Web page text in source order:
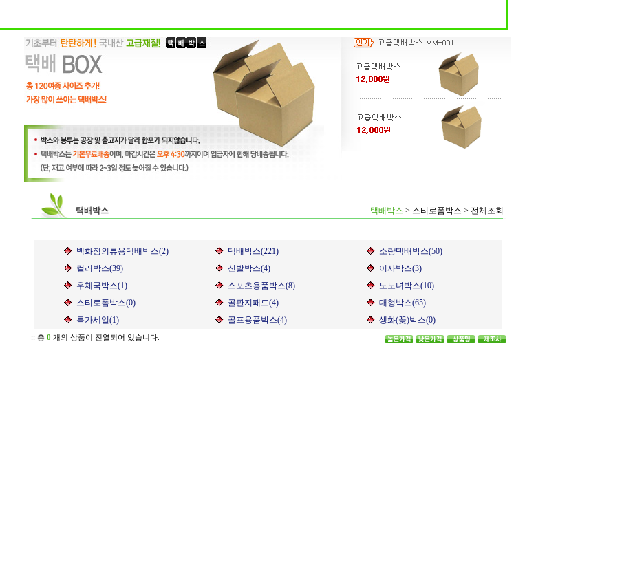
택배박스 택배박스 > 스티로폼박스 > 전체조회
백화점의류용택배박스(2) 택배박스(221)
소량택배박스(50)
컬러박스(39)
신발박스(4)
이사박스(3)
우체국박스(1)
스포츠용품박스(8)
도도녀박스(10)
스티로폼박스(0)
골판지패드(4)
대형박스(65)
특가세일(1)
골프용품박스(4) 생화(꽃)박스(0)
:: 총 0 개의 상품이 진열되어 있습니다.